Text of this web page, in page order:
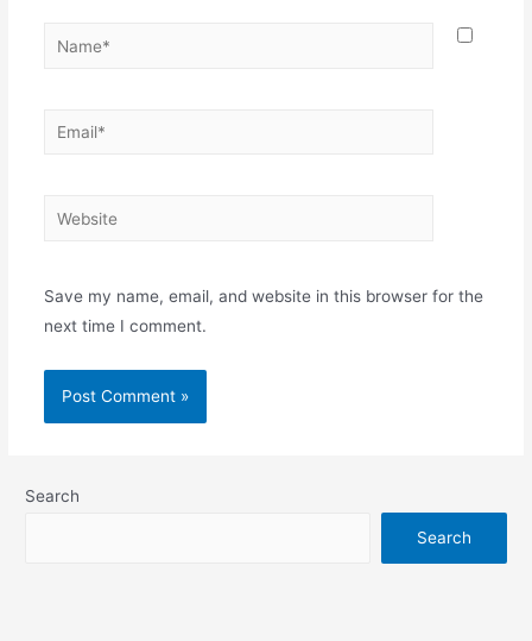
Name*
Email*
Website
Save my name, email, and website in this browser for the
next time I comment.
Search
Search